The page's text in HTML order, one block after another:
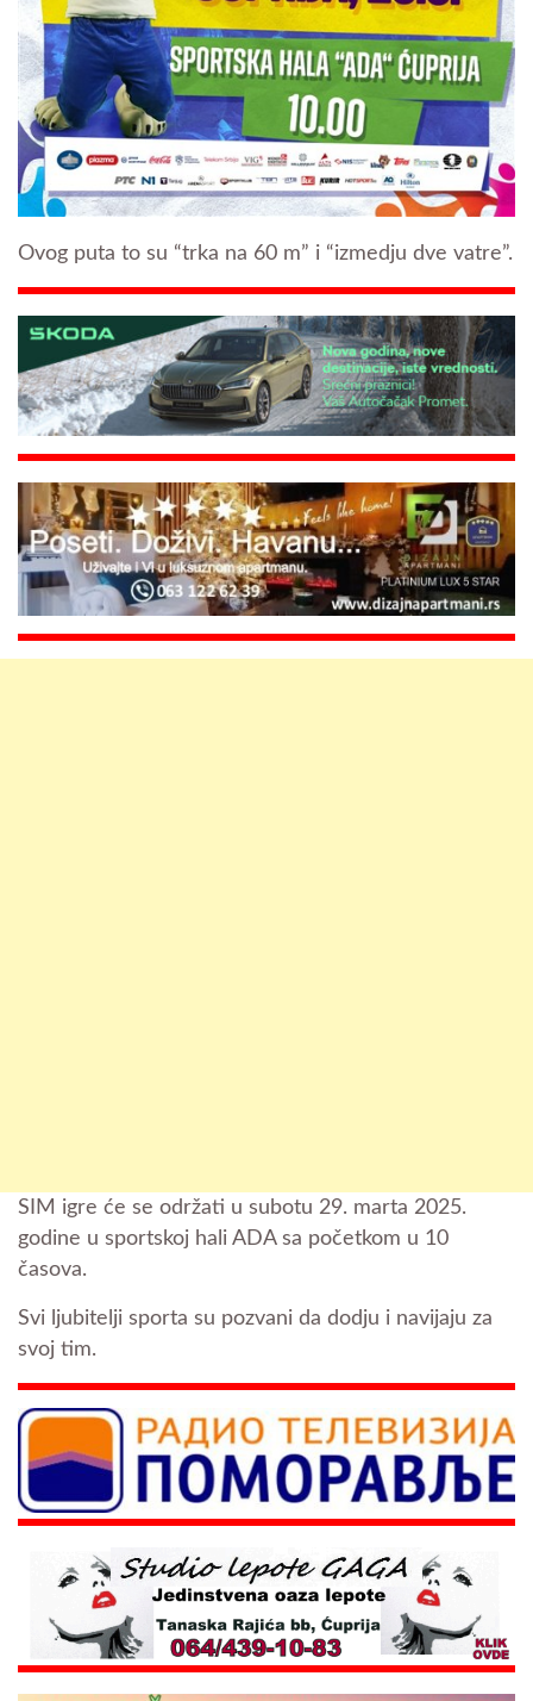
Ovog puta to su “trka na 60 m” i “izmedju dve vatre”.
SIM igre će se održati u subotu 29. marta 2025.
godine u sportskoj hali ADA sa početkom u 10
časova.
Svi ljubitelji sporta su pozvani da dodju i navijaju za
svoj tim.